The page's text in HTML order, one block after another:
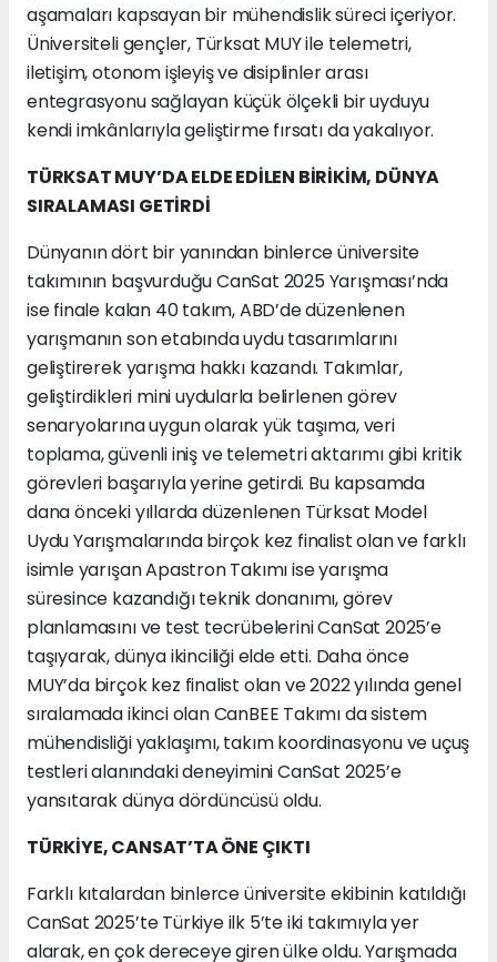
aşamaları kapsayan bir mühendislik süreci içeriyor.
Üniversiteli gençler, Türksat MUY ile telemetri,
iletişim, otonom işleyiş ve disiplinler arası
entegrasyonu sağlayan küçük ölçekli bir uyduyu
kendi imkânlarıyla geliştirme fırsatı da yakalıyor.
TÜRKSAT MUY’DA ELDE EDİLEN BİRİKİM, DÜNYA
SIRALAMASI GETİRDİ
Dünyanın dört bir yanından binlerce üniversite
takımının başvurduğu CanSat 2025 Yarışması’nda
ise finale kalan 40 takım, ABD’de düzenlenen
yarışmanın son etabında uydu tasarımlarını
geliştirerek yarışma hakkı kazandı. Takımlar,
geliştirdikleri mini uydularla belirlenen görev
senaryolarına uygun olarak yük taşıma, veri
toplama, güvenli iniş ve telemetri aktarımı gibi kritik
görevleri başarıyla yerine getirdi. Bu kapsamda
dana önceki yıllarda düzenlenen Türksat Model
Uydu Yarışmalarında birçok kez finalist olan ve farklı
isimle yarışan Apastron Takımı ise yarışma
süresince kazandığı teknik donanımı, görev
planlamasını ve test tecrübelerini CanSat 2025’e
taşıyarak, dünya ikinciliği elde etti. Daha önce
MUY’da birçok kez finalist olan ve 2022 yılında genel
sıralamada ikinci olan CanBEE Takımı da sistem
mühendisliği yaklaşımı, takım koordinasyonu ve uçuş
testleri alanındaki deneyimini CanSat 2025’e
yansıtarak dünya dördüncüsü oldu.
TÜRKİYE, CANSAT’TA ÖNE ÇIKTI
Farklı kıtalardan binlerce üniversite ekibinin katıldığı
CanSat 2025’te Türkiye ilk 5’te iki takımıyla yer
alarak, en çok dereceye giren ülke oldu. Yarışmada